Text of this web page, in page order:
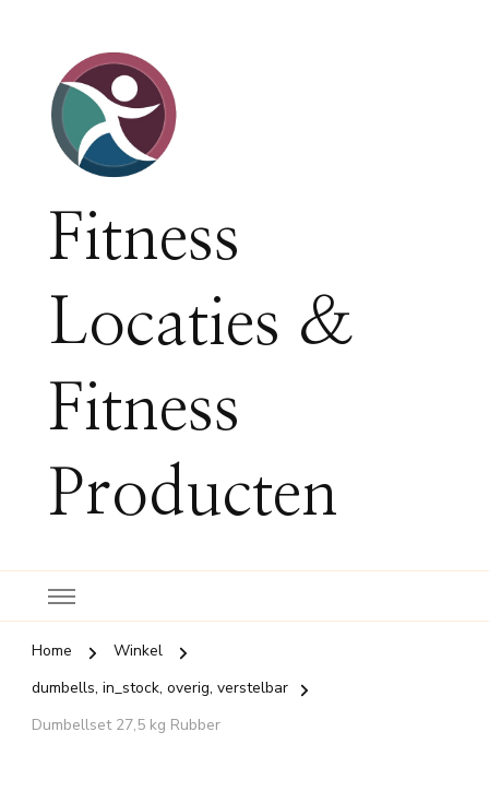
Fitness
Locaties &
Fitness
Producten
Home
Winkel
dumbells, in_stock, overig, verstelbar
Dumbellset 27,5 kg Rubber